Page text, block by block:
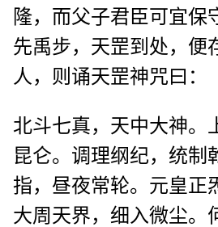
隆，而父子君臣可宜保
先禹步，天罡到处，便
人，则诵天罡神咒曰：
北斗七真，天中大神。
昆仑。调理纲纪，统制
指，昼夜常轮。元皇正
大周天界，细入微尘。